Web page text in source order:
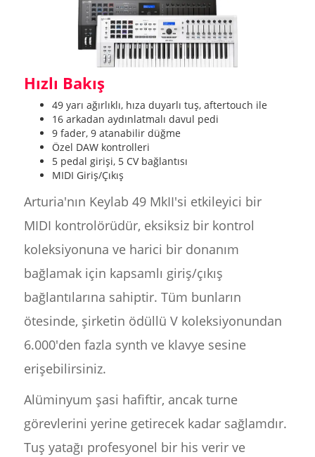
Hızlı Bakış
49 yarı ağırlıklı, hıza duyarlı tuş, aftertouch ile
16 arkadan aydınlatmalı davul pedi
9 fader, 9 atanabilir düğme
Özel DAW kontrolleri
5 pedal girişi, 5 CV bağlantısı
MIDI Giriş/Çıkış
Arturia'nın Keylab 49 MkII'si etkileyici bir
MIDI kontrolörüdür, eksiksiz bir kontrol
koleksiyonuna ve harici bir donanım
bağlamak için kapsamlı giriş/çıkış
bağlantılarına sahiptir. Tüm bunların
ötesinde, şirketin ödüllü V koleksiyonundan
6.000'den fazla synth ve klavye sesine
erişebilirsiniz.
Alüminyum şasi hafiftir, ancak turne
görevlerini yerine getirecek kadar sağlamdır.
Tuş yatağı profesyonel bir his verir ve